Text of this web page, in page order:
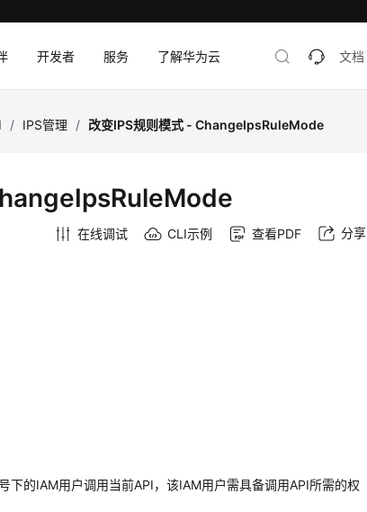
开发者 服务 了解华为云 文档
/ IPS管理 / 改变IPS规则模式 - ChangeIpsRuleMode
在线调试 CLI示例 查看PDF 分享
下的IAM用户调用当前API，该IAM用户需具备调用API所需的权